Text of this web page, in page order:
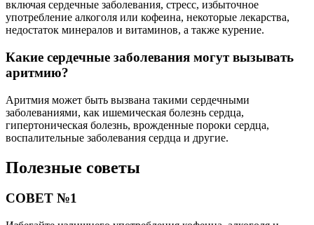
включая сердечные заболевания, стресс, избыточное
употребление алкоголя или кофеина, некоторые лекарства,
недостаток минералов и витаминов, а также курение.
Какие сердечные заболевания могут вызывать
аритмию?
Аритмия может быть вызвана такими сердечными
заболеваниями, как ишемическая болезнь сердца,
гипертоническая болезнь, врожденные пороки сердца,
воспалительные заболевания сердца и другие.
Полезные советы
СОВЕТ №1